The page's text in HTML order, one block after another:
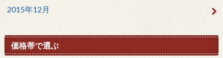
2015年12月
価格帯で選ぶ